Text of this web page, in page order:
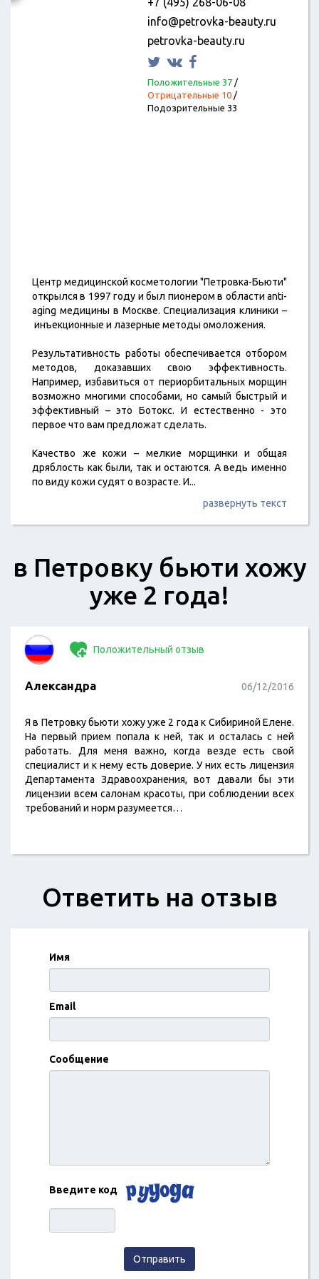
info@petrovka-beauty.ru
petrovka-beauty.ru
Положительные 37/
Отрицательные 10/
Подозрительные 33
Центр медицинской косметологии "Петровка-Бьюти"
открылся в 1997 году и был пионером в области anti-
aging медицины в Москве. Специализация клиники –
инъекционные и лазерные методы омоложения.
Результативность работы обеспечивается отбором
методов, доказавших свою эффективность.
Например, избавиться от периорбитальных морщин
возможно многими способами, но самый быстрый и
эффективный – это Ботокс. И естественно - это
первое что вам предложат сделать.
Качество же кожи – мелкие морщинки и общая
дряблость как были, так и остаются. А ведь именно
по виду кожи судят о возрасте. И...
развернуть текст
в Петровку бьюти хожу
уже 2 года!
Положительный отзыв
Александра 06/12/2016
Я в Петровку бьюти хожу уже 2 года к Сибириной Елене.
На первый прием попала к ней, так и осталась с ней
работать. Для меня важно, когда везде есть свой
специалист и к нему есть доверие. У них есть лицензия
Департамента Здравоохранения, вот давали бы эти
лицензии всем салонам красоты, при соблюдении всех
требований и норм разумеется…
Ответить на отзыв
Имя
Email
Сообщение
Введите код
Отправить